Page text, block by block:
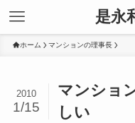
是永
ホーム マンションの理事長
マンショ
しい
2010
1/15